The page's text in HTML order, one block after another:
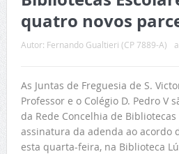
quatro novos
Autor: Fernando Gualtieri (CP 7889-A)
As Juntas de Freguesia de S.
Professor e o Colégio D. Pedro V
da Rede Concelhia de Bibliotecas
assinatura da adenda ao acordo
esta quarta-feira, na Biblioteca